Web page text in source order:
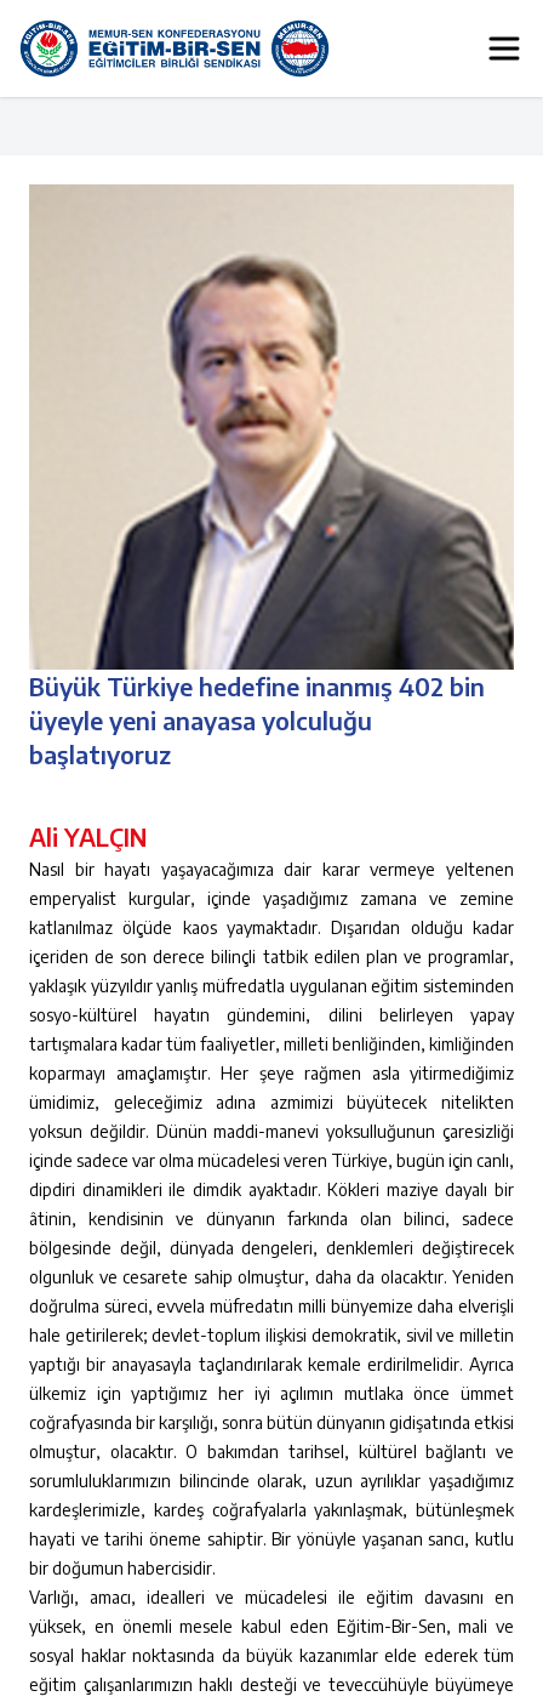
Büyük Türkiye hedefine inanmış 402 bin
üyeyle yeni anayasa yolculuğu
başlatıyoruz
Ali YALÇIN
Nasıl bir hayatı yaşayacağımıza dair karar vermeye yeltenen
emperyalist kurgular, içinde yaşadığımız zamana ve zemine
katlanılmaz ölçüde kaos yaymaktadır. Dışarıdan olduğu kadar
içeriden de son derece bilinçli tatbik edilen plan ve programlar,
yaklaşık yüzyıldır yanlış müfredatla uygulanan eğitim sisteminden
sosyo-kültürel hayatın gündemini, dilini belirleyen yapay
tartışmalara kadar tüm faaliyetler, milleti benliğinden, kimliğinden
koparmayı amaçlamıştır. Her şeye rağmen asla yitirmediğimiz
ümidimiz, geleceğimiz adına azmimizi büyütecek nitelikten
yoksun değildir. Dünün maddi-manevi yoksulluğunun çaresizliği
içinde sadece var olma mücadelesi veren Türkiye, bugün için canlı,
dipdiri dinamikleri ile dimdik ayaktadır. Kökleri maziye dayalı bir
âtinin, kendisinin ve dünyanın farkında olan bilinci, sadece
bölgesinde değil, dünyada dengeleri, denklemleri değiştirecek
olgunluk ve cesarete sahip olmuştur, daha da olacaktır. Yeniden
doğrulma süreci, evvela müfredatın milli bünyemize daha elverişli
hale getirilerek; devlet-toplum ilişkisi demokratik, sivil ve milletin
yaptığı bir anayasayla taçlandırılarak kemale erdirilmelidir. Ayrıca
ülkemiz için yaptığımız her iyi açılımın mutlaka önce ümmet
coğrafyasında bir karşılığı, sonra bütün dünyanın gidişatında etkisi
olmuştur, olacaktır. O bakımdan tarihsel, kültürel bağlantı ve
sorumluluklarımızın bilincinde olarak, uzun ayrılıklar yaşadığımız
kardeşlerimizle, kardeş coğrafyalarla yakınlaşmak, bütünleşmek
hayati ve tarihi öneme sahiptir. Bir yönüyle yaşanan sancı, kutlu
bir doğumun habercisidir.
Varlığı, amacı, idealleri ve mücadelesi ile eğitim davasını en
yüksek, en önemli mesele kabul eden Eğitim-Bir-Sen, mali ve
sosyal haklar noktasında da büyük kazanımlar elde ederek tüm
eğitim çalışanlarımızın haklı desteği ve teveccühüyle büyümeye